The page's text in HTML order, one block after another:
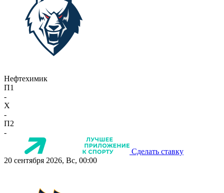
Нефтехимик
П1
-
X
-
П2
-
Сделать ставку
20 сентября 2026, Вс, 00:00